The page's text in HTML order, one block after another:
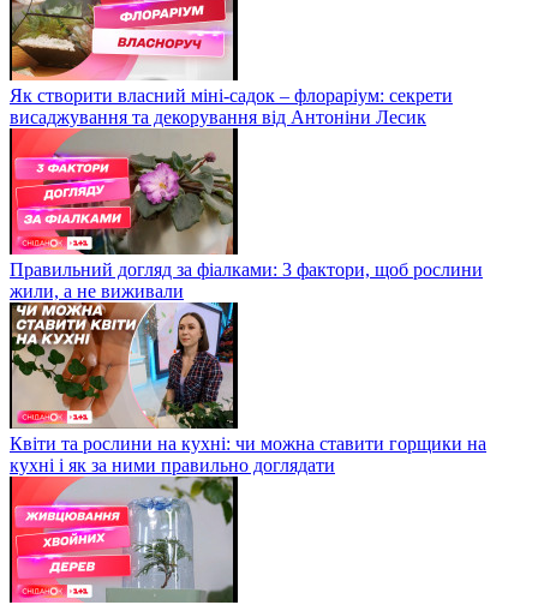
Як створити власний міні-садок – флораріум: секрети
висаджування та декорування від Антоніни Лесик
Правильний догляд за фіалками: 3 фактори, щоб рослини
жили, а не виживали
Квіти та рослини на кухні: чи можна ставити горщики на
кухні і як за ними правильно доглядати